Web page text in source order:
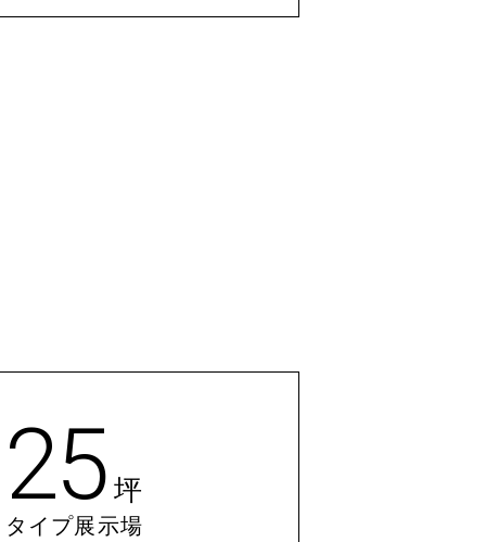
25 坪
タイプ展示場